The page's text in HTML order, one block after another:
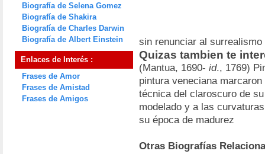
Biografía de Selena Gomez
Biografía de Shakira
Biografía de Charles Darwin
Biografía de Albert Einstein
Enlaces de Interés :
Frases de Amor
Frases de Amistad
Frases de Amigos
sin renunciar al surrealismo
Quizas tambien te
(Mantua, 1690- id., 1769)
pintura veneciana
técnica del claroscuro de
modelado y a las
su época de madurez
Otras Biografías